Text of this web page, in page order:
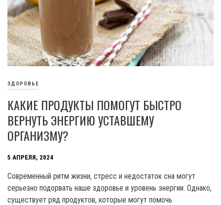
ЗДОРОВЬЕ
КАКИЕ ПРОДУКТЫ ПОМОГУТ БЫСТРО
ВЕРНУТЬ ЭНЕРГИЮ УСТАВШЕМУ
ОРГАНИЗМУ?
5 АПРЕЛЯ, 2024
Современный ритм жизни, стресс и недостаток сна могут
серьезно подорвать наше здоровье и уровень энергии. Однако,
существует ряд продуктов, которые могут помочь